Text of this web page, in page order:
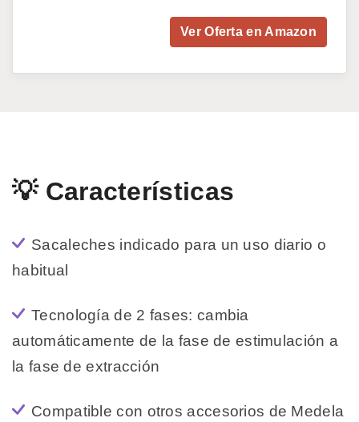
Ver Oferta en Amazon
💡 Características
Sacaleches indicado para un uso diario o
habitual
Tecnología de 2 fases: cambia
automáticamente de la fase de estimulación a
la fase de extracción
Compatible con otros accesorios de Medela